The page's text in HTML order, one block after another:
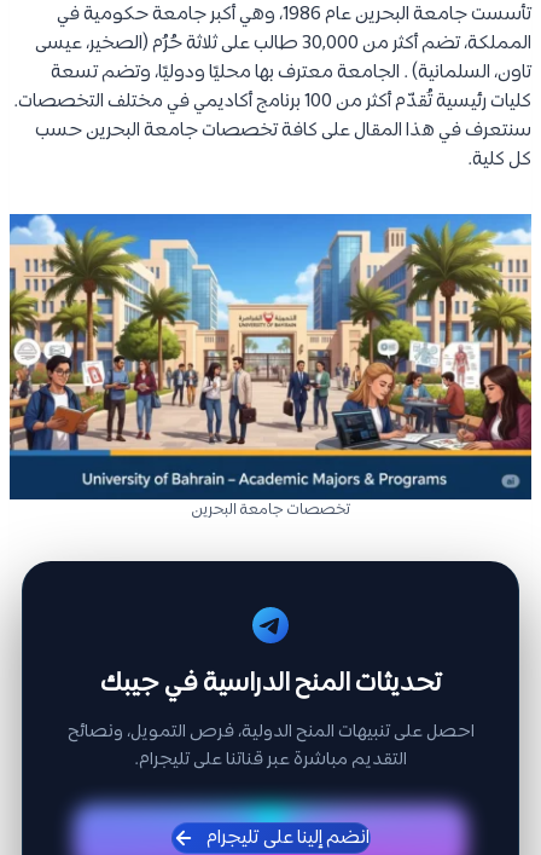
تأسست جامعة البحرين عام 1986، وهي أكبر جامعة حكومية في
المملكة، تضم أكثر من 30,000 طالب على ثلاثة حُرُم (الصخير، عيسى
تاون، السلمانية) . الجامعة معترف بها محليًا ودوليًا، وتضم تسعة
كليات رئيسية تُقدّم أكثر من 100 برنامج أكاديمي في مختلف التخصصات.
سنتعرف في هذا المقال على كافة تخصصات جامعة البحرين حسب
كل كلية.
تخصصات جامعة البحرين
تحديثات المنح الدراسية في جيبك
احصل على تنبيهات المنح الدولية، فرص التمويل، ونصائح
التقديم مباشرة عبر قناتنا على تليجرام.
انضم إلينا على تليجرام